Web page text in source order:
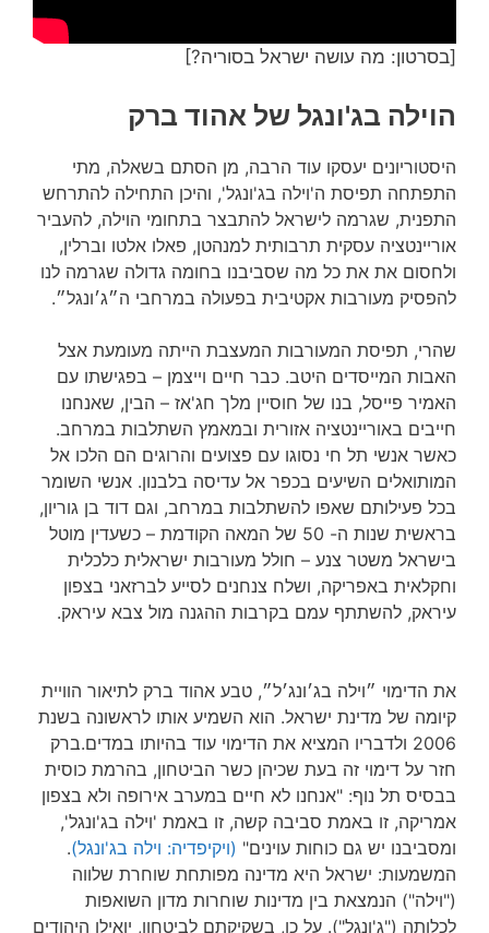
[בסרטון: מה עושה ישראל בסוריה?]
הוילה בג'ונגל של אהוד ברק
היסטוריונים יעסקו עוד הרבה, מן הסתם בשאלה, מתי
התפתחה תפיסת ה'וילה בג'ונגל', והיכן התחילה להתרחש
התפנית, שגרמה לישראל להתבצר בתחומי הוילה, להעביר
אוריינטציה עסקית תרבותית למנהטן, פאלו אלטו וברלין,
ולחסום את את כל מה שסביבנו בחומה גדולה שגרמה לנו
להפסיק מעורבות אקטיבית בפעולה במרחבי ה״ג׳ונגל״.
שהרי, תפיסת המעורבות המעצבת הייתה מעומעת אצל
האבות המייסדים היטב. כבר חיים וייצמן – בפגישתו עם
האמיר פייסל, בנו של חוסיין מלך חג'אז – הבין, שאנחנו
חייבים באוריינטציה אזורית ובמאמץ השתלבות במרחב.
כאשר אנשי תל חי נסוגו עם פצועים והרוגים הם הלכו אל
המותואלים השיעים בכפר אל עדיסה בלבנון. אנשי השומר
בכל פעילותם שאפו להשתלבות במרחב, וגם דוד בן גוריון,
בראשית שנות ה- 50 של המאה הקודמת – כשעדין מוטל
בישראל משטר צנע – חולל מעורבות ישראלית כלכלית
וחקלאית באפריקה, ושלח צנחנים לסייע לברזאני בצפון
עיראק, להשתתף עמם בקרבות ההגנה מול צבא עיראק.
את הדימוי ״וילה בג׳ונג׳ל״, טבע אהוד ברק לתיאור הוויית
קיומה של מדינת ישראל. הוא השמיע אותו לראשונה בשנת
2006 ולדבריו המציא את הדימוי עוד בהיותו במדים.ברק
חזר על דימוי זה בעת שכיהן כשר הביטחון, בהרמת כוסית
בבסיס תל נוף: "אנחנו לא חיים במערב אירופה ולא בצפון
אמריקה, זו באמת סביבה קשה, זו באמת 'וילה בג'ונגל',
ומסביבנו יש גם כוחות עוינים" (ויקיפדיה: וילה בג'ונגל).
המשמעות: ישראל היא מדינה מפותחת שוחרת שלווה
("וילה") הנמצאת בין מדינות שוחרות מדון השואפות
לכלותה ("ג'ונגל"). על כן, בשקיקתם לביטחון, יואילו היהודים